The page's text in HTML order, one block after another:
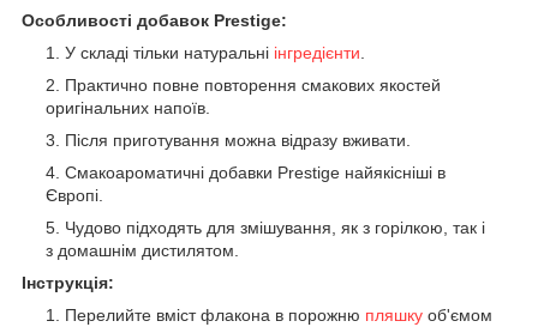
Особливості добавок Prestige:
У складі тільки натуральні інгредієнти.
Практично повне повторення смакових якостей
оригінальних напоїв.
Після приготування можна відразу вживати.
Смакоароматичні добавки Prestige найякісніші в
Європі.
Чудово підходять для змішування, як з горілкою, так і
з домашнім дистилятом.
Інструкція:
Перелийте вміст флакона в порожню пляшку об'ємом